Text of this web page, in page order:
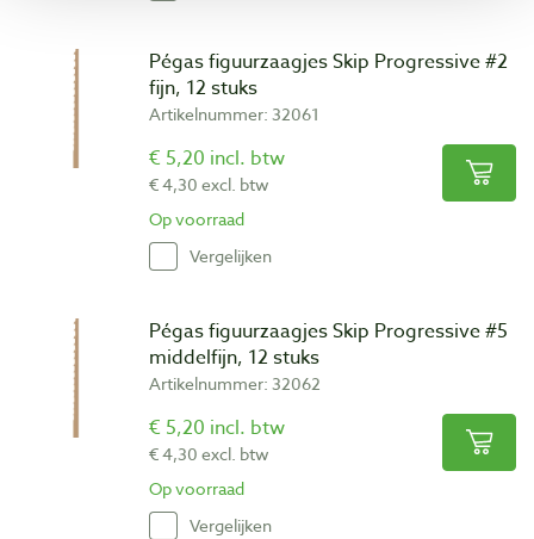
Pégas figuurzaagjes Skip Progressive #2
fijn, 12 stuks
Artikelnummer: 32061
€ 5,20 incl. btw
€ 4,30 excl. btw
Op voorraad
Vergelijken
Pégas figuurzaagjes Skip Progressive #5
middelfijn, 12 stuks
Artikelnummer: 32062
€ 5,20 incl. btw
€ 4,30 excl. btw
Op voorraad
Vergelijken